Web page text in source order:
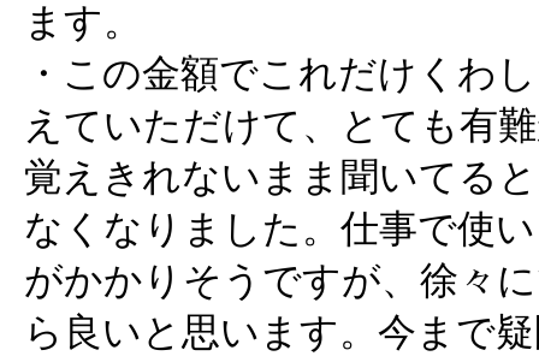
ます。
・この金額でこれだけくわ
えていただけて、とても有
覚えきれないまま聞いてる
なくなりました。仕事で使
がかかりそうですが、徐々
ら良いと思います。今まで